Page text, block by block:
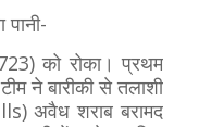
को रोका। प्रथम
ने बारीकी से तलाशी
अवैध शराब बरामद